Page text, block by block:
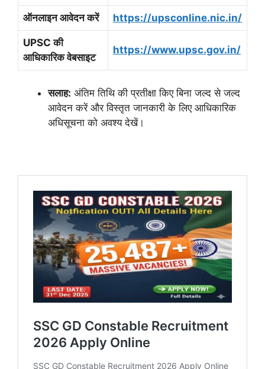
ऑनलाइन आवेदन करें https://upsconline.nic.in/
UPSC की
आधिकारिक वेबसाइट
https://www.upsc.gov.in/
सलाह: अंतिम तिथि की प्रतीक्षा किए बिना जल्द से जल्द
आवेदन करें और विस्तृत जानकारी के लिए आधिकारिक
अधिसूचना को अवश्य देखें।